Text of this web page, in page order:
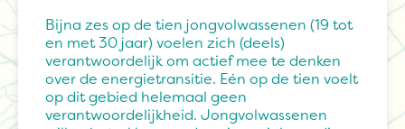
Bijna zes op de tien jongvolwassenen (19 tot
en met 30 jaar) voelen zich (deels)
verantwoordelijk om actief mee te denken
over de energietransitie. Eén op de tien voelt
op dit gebied helemaal geen
verantwoordelijkheid. Jongvolwassenen